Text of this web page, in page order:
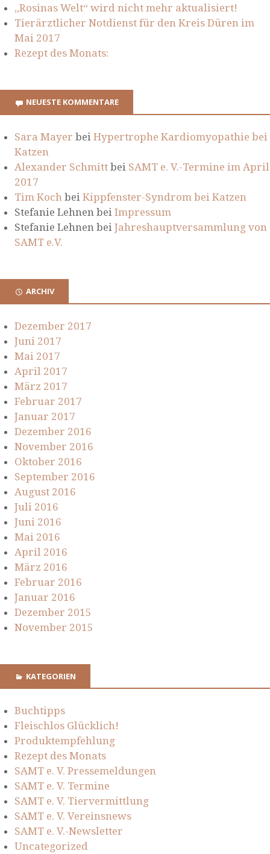
„Rosinas Welt“ wird nicht mehr aktualisiert!
Tierärztlicher Notdienst für den Kreis Düren im
Mai 2017
Rezept des Monats:
NEUESTE KOMMENTARE
Sara Mayer bei Hypertrophe Kardiomyopathie bei
Katzen
Alexander Schmitt bei SAMT e. V.-Termine im April
2017
Tim Koch bei Kippfenster-Syndrom bei Katzen
Stefanie Lehnen bei Impressum
Stefanie Lehnen bei Jahreshauptversammlung von
SAMT e.V.
ARCHIV
Dezember 2017
Juni 2017
Mai 2017
April 2017
März 2017
Februar 2017
Januar 2017
Dezember 2016
November 2016
Oktober 2016
September 2016
August 2016
Juli 2016
Juni 2016
Mai 2016
April 2016
März 2016
Februar 2016
Januar 2016
Dezember 2015
November 2015
KATEGORIEN
Buchtipps
Fleischlos Glücklich!
Produktempfehlung
Rezept des Monats
SAMT e. V. Pressemeldungen
SAMT e. V. Termine
SAMT e. V. Tiervermittlung
SAMT e. V. Vereinsnews
SAMT e. V.-Newsletter
Uncategorized